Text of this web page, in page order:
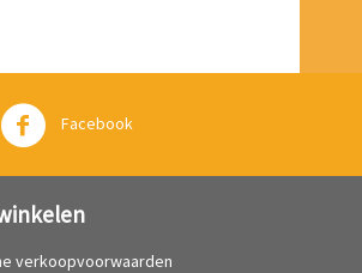
Facebook
verkoopvoorwaarden